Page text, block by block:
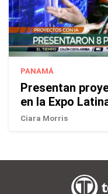
PANAMÁ
Presentan
en la Expo
Ciara Morris